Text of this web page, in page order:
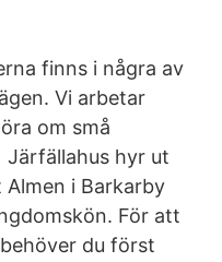
finns i några av
Vi arbetar
om små
hyr ut
i Barkarby
För att
du först